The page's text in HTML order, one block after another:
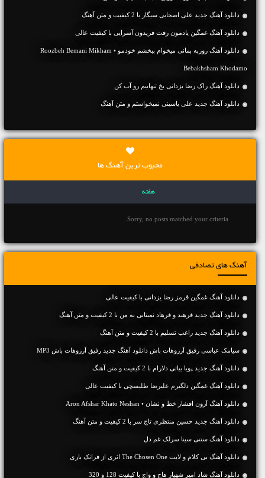
دانلود آهنگ جديد علی اصحابی سیگار با 2 کیفیت و متن آهنگ
دانلود آهنگ غمگین یادمون رفت فریدون آسرایی با کیفیت عالی
دانلود آهنگ روزبه بمانی میخوام ببخشم خودمو • Roozbeh Bemani Mikham
Bebakhsham Khodamo
دانلود آهنگ راک رضا یزدانی یخ تنهاییم رو آب کن
دانلود آهنگ جديد علی یاسینی نمیخواستم و متن آهنگ
محبوب ترین آهنگ ها
هفته
Sorry, no posts matched your criteria.
آهنگ های تصادفی
دانلود آهنگ غمگین قرمز رضا یزدانی با کیفیت عالی
دانلود آهنگ جديد فرهبد و فرهاد نمیتابی به من با 2 کیفیت و متن آهنگ
دانلود آهنگ جديد راغب تسلیم با 2 کیفیت و متن آهنگ
سیامک عباسی رفیق آرزوهات باش دانلود آهنگ جدید رفیق آرزوهات باش MP3
دانلود آهنگ جديد پویا بیاتی دلارام با 2 کیفیت و متن آهنگ
دانلود آهنگ غمگین دلگیرم علیرضا طلیسچی با کیفیت عالی
دانلود آهنگ آرون افشار خط و نشان • Aron Afshar Khato Neshan
دانلود آهنگ جديد حسین منتظری تاج سر با 2 کیفیت و متن آهنگ
دانلود آهنگ سنتی سینا سرلک غم دل
دانلود آهنگ بی کلام و لایت The Chosen One اثری از فرانک باری
دانلود آهنگ شاد امیر شهیار هاج و واج با کیفیت 128 و 320